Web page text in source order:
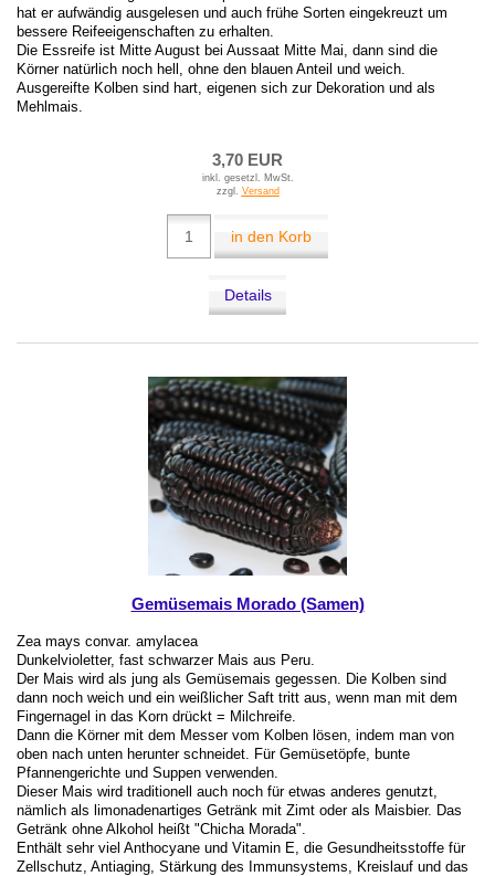
hat er aufwändig ausgelesen und auch frühe Sorten eingekreuzt um
bessere Reifeeigenschaften zu erhalten.
Die Essreife ist Mitte August bei Aussaat Mitte Mai, dann sind die
Körner natürlich noch hell, ohne den blauen Anteil und weich.
Ausgereifte Kolben sind hart, eigenen sich zur Dekoration und als
Mehlmais.
3,70 EUR
inkl. gesetzl. MwSt.
zzgl. Versand
in den Korb
Details
Gemüsemais Morado (Samen)
Zea mays convar. amylacea
Dunkelvioletter, fast schwarzer Mais aus Peru.
Der Mais wird als jung als Gemüsemais gegessen. Die Kolben sind
dann noch weich und ein weißlicher Saft tritt aus, wenn man mit dem
Fingernagel in das Korn drückt = Milchreife.
Dann die Körner mit dem Messer vom Kolben lösen, indem man von
oben nach unten herunter schneidet. Für Gemüsetöpfe, bunte
Pfannengerichte und Suppen verwenden.
Dieser Mais wird traditionell auch noch für etwas anderes genutzt,
nämlich als limonadenartiges Getränk mit Zimt oder als Maisbier. Das
Getränk ohne Alkohol heißt "Chicha Morada".
Enthält sehr viel Anthocyane und Vitamin E, die Gesundheitsstoffe für
Zellschutz, Antiaging, Stärkung des Immunsystems, Kreislauf und das